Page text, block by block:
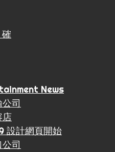
News
司
店
設計網頁開始
司